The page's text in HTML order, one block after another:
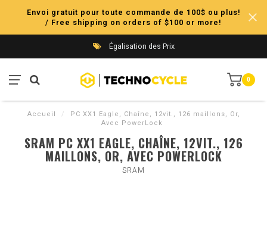
Envoi gratuit pour toute commande de 100$ ou plus!
/ Free shipping on orders of $100 or more!
Égalisation des Prix
0
Accueil /
PC XX1 Eagle, Chaîne, 12vit., 126 maillons, Or,
Avec PowerLock
SRAM PC XX1 EAGLE, CHAÎNE, 12VIT., 126
MAILLONS, OR, AVEC POWERLOCK
SRAM